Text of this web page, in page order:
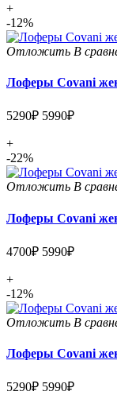
+
-12%
Отложить В
Лоферы Covani
5290₽ 5990₽
+
-22%
Отложить В
Лоферы Covani
4700₽ 5990₽
+
-12%
Отложить В
Лоферы Covani
5290₽ 5990₽